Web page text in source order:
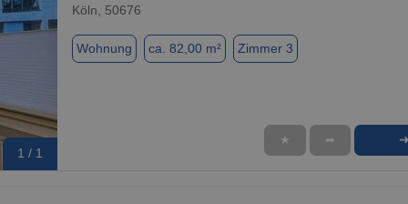
1 / 1
Köln, 50676
Wohnung ca. 82,00 m² Zimmer 3
★ ➦ ➜